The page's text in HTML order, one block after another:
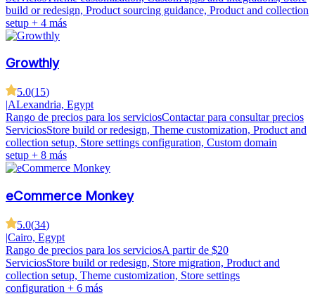
build or redesign, Product sourcing guidance, Product and collection
setup + 4 más
Growthly
5.0(15)
|ALexandria, Egypt
Rango de precios para los serviciosContactar para consultar precios
ServiciosStore build or redesign, Theme customization, Product and
collection setup, Store settings configuration, Custom domain
setup + 8 más
eCommerce Monkey
5.0(34)
|Cairo, Egypt
Rango de precios para los serviciosA partir de $20
ServiciosStore build or redesign, Store migration, Product and
collection setup, Theme customization, Store settings
configuration + 6 más